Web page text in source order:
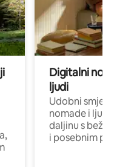
Digitalni
ljudi
Udobni
nomade i ljude
daljinu s
i posebnim